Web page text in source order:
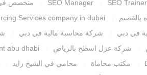
SEO Trainer
SEO Manager متخصص
بالقصيم Services company in dubai
في دبي شركة محاسبة مالية في دبي
شركة عزل اسطح بالرياض abu dhabi
مكتب محاماة محامي في الشيخ زايد